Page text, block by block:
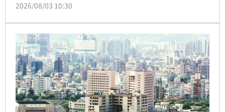
用「太空艙」當床位，其他所有東西都是共用，每月租
2026/08/03 10:30